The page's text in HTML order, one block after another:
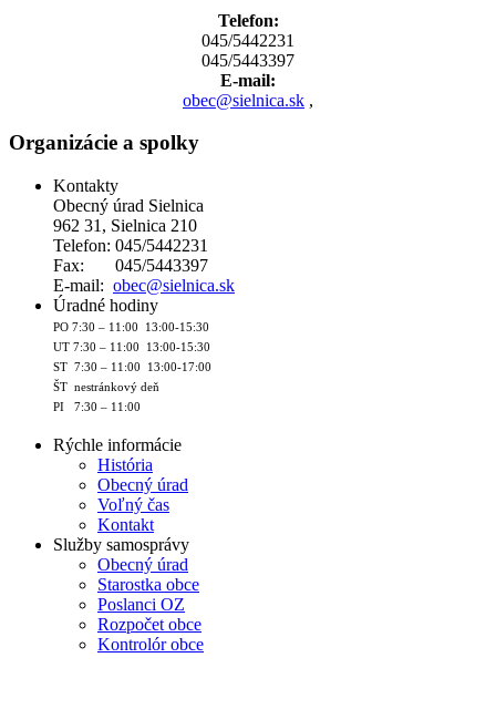
Telefon:
045/5442231
045/5443397
E-mail:
obec@sielnica.sk ,
Organizácie a spolky
Kontakty
Obecný úrad Sielnica
962 31, Sielnica 210
Telefon: 045/5442231
Fax: 045/5443397
E-mail: obec@sielnica.sk
Úradné hodiny
PO 7:30 – 11:00 13:00-15:30
UT 7:30 – 11:00 13:00-15:30
ST 7:30 – 11:00 13:00-17:00
ŠT nestránkový deň
PI 7:30 – 11:00
Rýchle informácie
História
Obecný úrad
Voľný čas
Kontakt
Služby samosprávy
Obecný úrad
Starostka obce
Poslanci OZ
Rozpočet obce
Kontrolór obce